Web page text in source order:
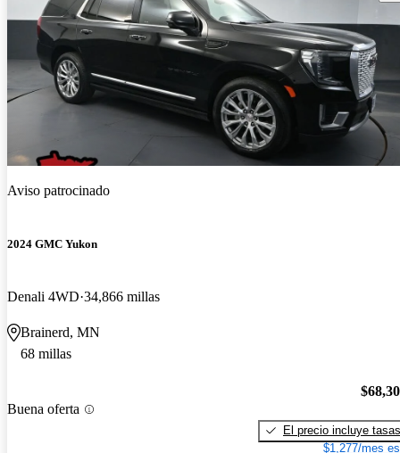
Aviso patrocinado
2024 GMC Yukon
Denali 4WD 34,866 millas
Brainerd, MN
68 millas
Buena oferta
El precio incluye tasas
$1,277/mes